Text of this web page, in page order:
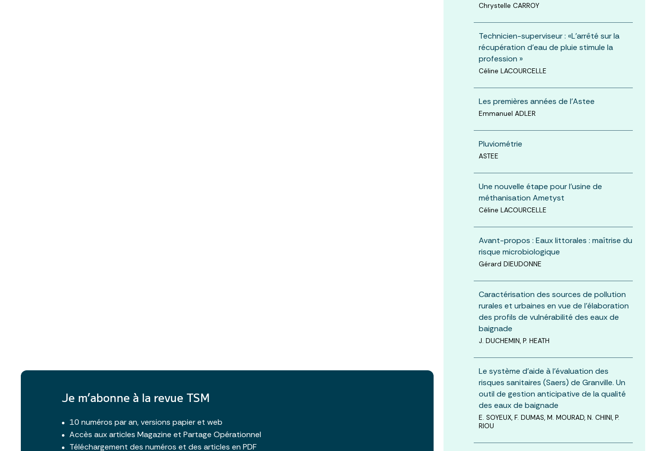
Je m’abonne à la revue TSM
10 numéros par an, versions papier et web
Accès aux articles Magazine et Partage Opérationnel
Téléchargement des numéros et des articles en PDF
Chrystelle CARROY
Technicien-superviseur : «L'arrêté sur la
récupération d'eau de pluie stimule la
profession »
Céline LACOURCELLE
Les premières années de l'Astee
Emmanuel ADLER
Pluviométrie
ASTEE
Une nouvelle étape pour l'usine de
méthanisation Ametyst
Céline LACOURCELLE
Avant-propos : Eaux littorales : maîtrise du
risque microbiologique
Gérard DIEUDONNE
Caractérisation des sources de pollution
rurales et urbaines en vue de l’élaboration
des profils de vulnérabilité des eaux de
baignade
J. DUCHEMIN, P. HEATH
Le système d’aide à l’évaluation des
risques sanitaires (Saers) de Granville. Un
outil de gestion anticipative de la qualité
des eaux de baignade
E. SOYEUX, F. DUMAS, M. MOURAD, N. CHINI, P.
RIOU